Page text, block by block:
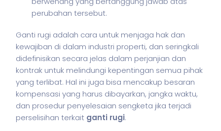
perubahan tersebut.
Ganti rugi adalah cara untuk menjaga hak dan
kewajiban di dalam industri properti, dan seringkali
didefinisikan secara jelas dalam perjanjian dan
kontrak untuk melindungi kepentingan semua pihak
yang terlibat. Hal ini juga bisa mencakup besaran
kompensasi yang harus dibayarkan, jangka waktu,
dan prosedur penyelesaian sengketa jika terjadi
perselisihan terkait ganti rugi.